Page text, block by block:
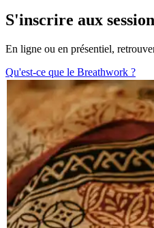
S'inscrire aux
En ligne ou en présentiel,
Qu'est-ce que le Breathwork ?